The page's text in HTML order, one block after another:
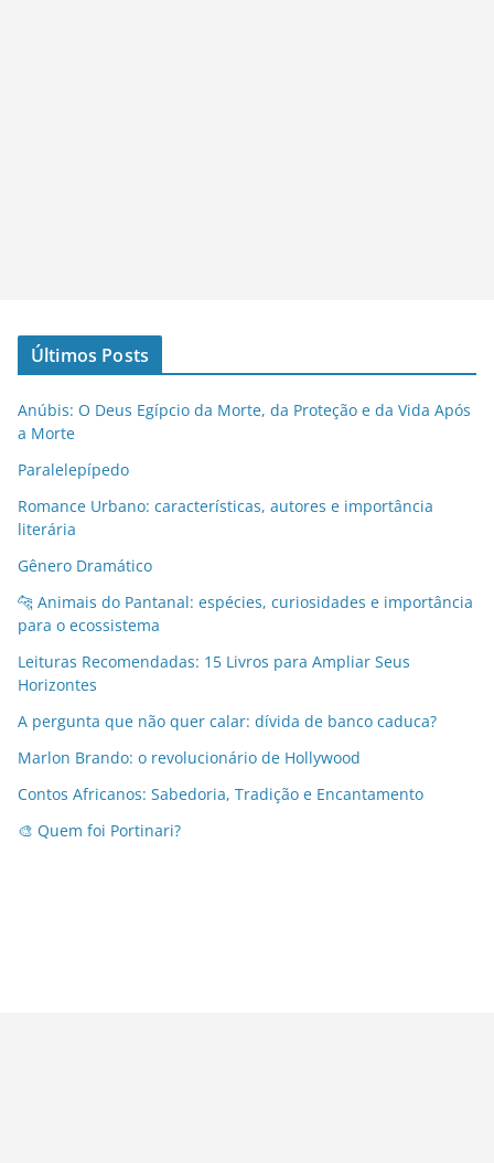
Últimos Posts
Anúbis: O Deus Egípcio da Morte, da Proteção e da Vida Após
a Morte
Paralelepípedo
Romance Urbano: características, autores e importância
literária
Gênero Dramático
🐆 Animais do Pantanal: espécies, curiosidades e importância
para o ecossistema
Leituras Recomendadas: 15 Livros para Ampliar Seus
Horizontes
A pergunta que não quer calar: dívida de banco caduca?
Marlon Brando: o revolucionário de Hollywood
Contos Africanos: Sabedoria, Tradição e Encantamento
🎨 Quem foi Portinari?